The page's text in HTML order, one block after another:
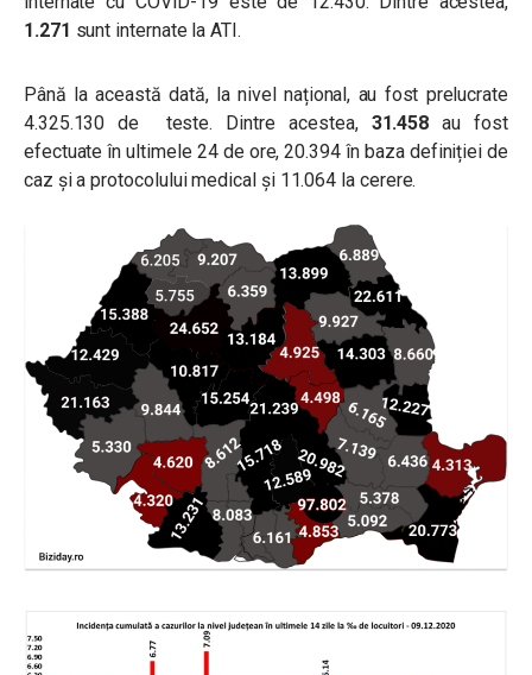
1.271 sunt internate la ATI.
Până la această dată, la nivel național, au fost prelucrate
4.325.130 de teste. Dintre acestea, 31.458 au fost
efectuate în ultimele 24 de ore, 20.394 în baza definiției de
caz și a protocolului medical și 11.064 la cerere.